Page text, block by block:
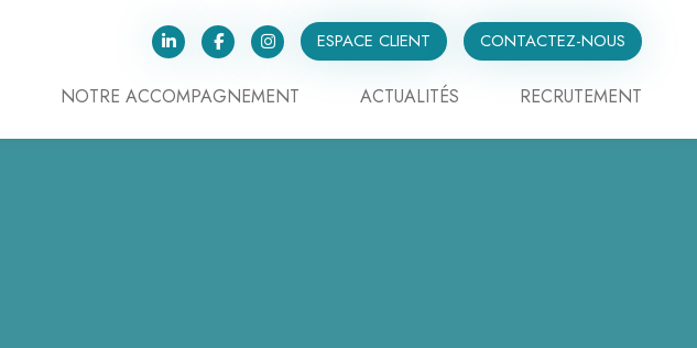
ESPACE CLIENT CONTACTEZ-NOUS
NOTRE ACCOMPAGNEMENT ACTUALITÉS RECRUTEMENT